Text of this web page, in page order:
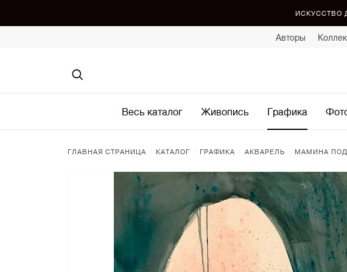
ИСКУССТВО
Авторы
Весь каталог Живопись Графика
ГЛАВНАЯ СТРАНИЦА КАТАЛОГ ГРАФИКА АКВАРЕЛЬ МАМИНА